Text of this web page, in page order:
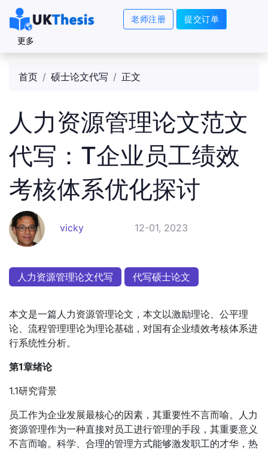
老师注册 提交订单
更多
首页 硕士论文代写 正文
人力资源管理论文范文
代写：T企业员工绩效
考核体系优化探讨
vicky 12-01, 2023
人力资源管理论文代写 代写硕士论文
本文是一篇人力资源管理论文，本文以激励理论、公平理
论、流程管理理论为理论基础，对国有企业绩效考核体系进
行系统性分析。
第1章绪论
1.1研究背景
员工作为企业发展最核心的因素，其重要性不言而喻。人力
资源管理作为一种直接对员工进行管理的手段，其重要意义
不言而喻。科学、合理的管理方式能够激发职工的才华，热